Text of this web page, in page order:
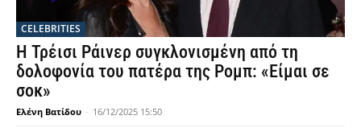
CELEBRITIES
Η Τρέισι Ράινερ συγκλονισμένη από τη
δολοφονία του πατέρα της Ρομπ: «Είμαι σε
σοκ»
Ελένη Βατίδου - 16/12/2025 15:50